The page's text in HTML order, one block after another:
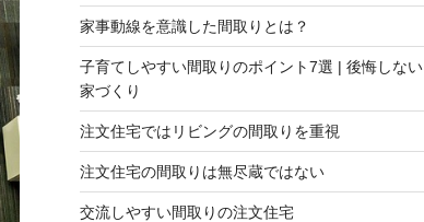
家事動線を意識した間取りとは？
子育てしやすい間取りのポイント7選 | 後悔しない
家づくり
注文住宅ではリビングの間取りを重視
注文住宅の間取りは無尽蔵ではない
交流しやすい間取りの注文住宅